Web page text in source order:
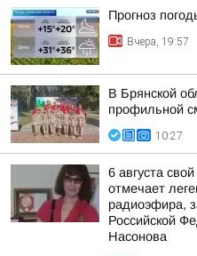
Прогноз
Вчера, 19:57
В Брянской
профильной
10:27
6 августа
отмечает
радиоэфира,
Российской
Насонова